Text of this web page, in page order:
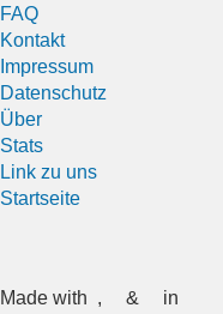
FAQ
Kontakt
Impressum
Datenschutz
Über
Stats
Link zu uns
Startseite
Made with , &
in